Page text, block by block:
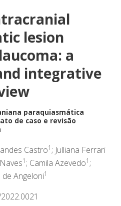
lesion
a
integrative
paraquiasmática
de caso e revisão
Castro1 ; Julliana Ferrari
1 ; Camila Azevedo1 ;
Angeloni1